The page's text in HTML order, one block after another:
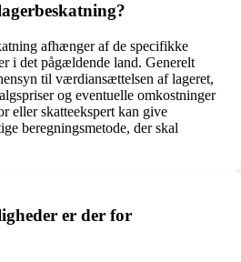
afhænger af de specifikke
i det pågældende land. Generelt
til værdiansættelsen af lageret,
og eventuelle omkostninger
eller skatteekspert kan give
beregningsmetode, der skal
er der for